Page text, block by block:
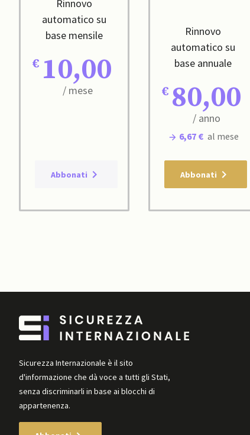
Rinnovo
automatico su
base mensile
10,00
/ mese
Abbonati
Rinnovo
automatico su
base annuale
80,00
/ anno
6,67 € al mese
Abbonati
Sicurezza Internazionale è il sito
d'informazione che dà voce a tutti gli Stati,
senza discriminarli in base ai blocchi di
appartenenza.